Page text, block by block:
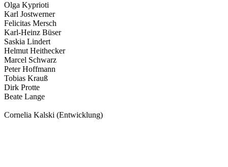
Olga Kyprioti
Karl Jostwerner
Felicitas Mersch
Karl-Heinz Büser
Saskia Lindert
Helmut Heithecker
Marcel Schwarz
Peter Hoffmann
Tobias Krauß
Dirk Protte
Beate Lange
Cornelia Kalski (Entwicklung)